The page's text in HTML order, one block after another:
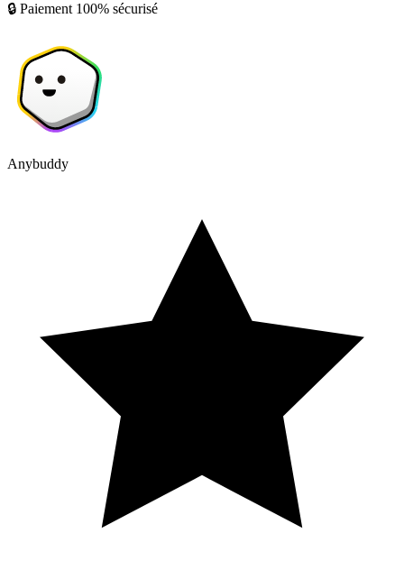
🔒 Paiement 100% sécurisé
Anybuddy